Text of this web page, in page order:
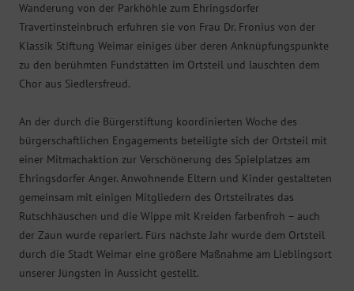
Wanderung von der Parkhöhle zum Ehringsdorfer
Travertinsteinbruch erfuhren sie von Frau Dr. Fronius von der
Klassik Stiftung Weimar einiges über deren Anknüpfungspunkte
zu den berühmten Fundstätten im Ortsteil und lauschten dem
Chor aus Siedlersfreud.
An der durch die Bürgerstiftung koordinierten Woche des
bürgerschaftlichen Engagements beteiligte sich der Ortsteil mit
einer Mitmachaktion zur Verschönerung des Spielplatzes am
Ehringsdorfer Anger. Anwohnende Eltern und Kinder gestalteten
gemeinsam mit einigen Mitgliedern des Ortsteilrates das
Rutschhäuschen und die Wippe mit Kreiden farbenfroh – auch
der Zaun wurde repariert. Fürs nächste Jahr wurde dem Ortsteil
durch die Stadt Weimar eine größere Maßnahme am Lieblingsort
unserer Jüngsten in Aussicht gestellt.